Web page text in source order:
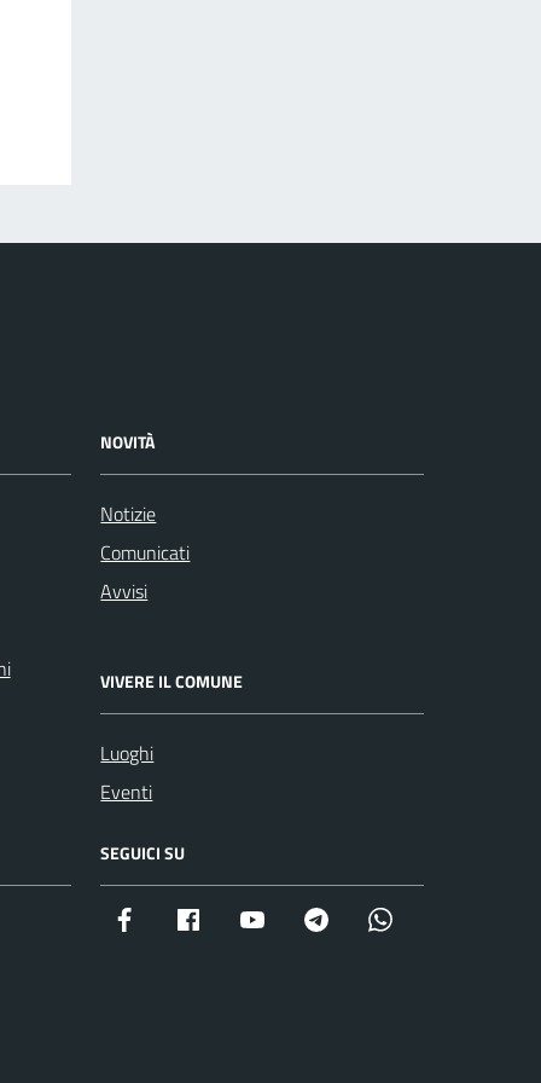
NOVITÀ
Notizie
Comunicati
Avvisi
VIVERE IL COMUNE
Luoghi
Eventi
SEGUICI SU
Facebook istituzionale
Facebook museo civico
YouTube Telegram